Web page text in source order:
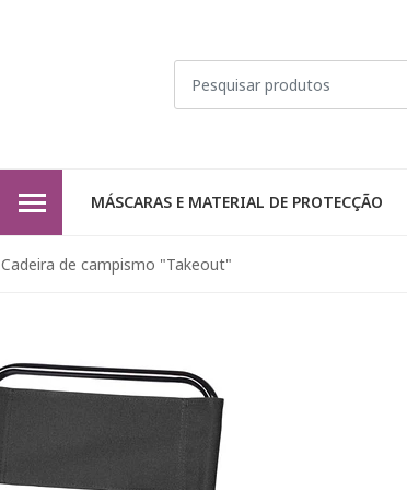
MÁSCARAS E MATERIAL DE PROTECÇÃO
Cadeira de campismo "Takeout"